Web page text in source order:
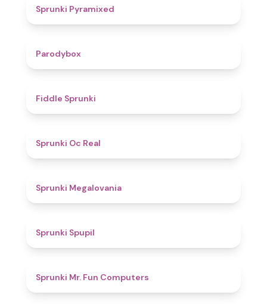
Sprunki Pyramixed
Parodybox
Fiddle Sprunki
Sprunki Oc Real
Sprunki Megalovania
Sprunki Spupil
Sprunki Mr. Fun Computers